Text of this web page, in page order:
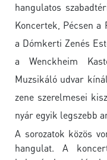
hangulatos
Koncertek, Pécsen a
a Dómkerti Zenés
a Wenckheim
Muzsikáló udvar
zene szerelmesei
nyár egyik legszebb
A sorozatok közös
hangulat. A